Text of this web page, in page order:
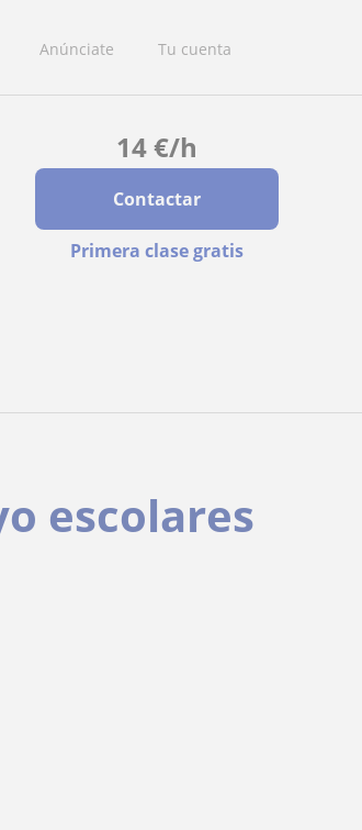
Anúnciate Tu cuenta
14€/h
Contactar
Primera clase gratis
escolares